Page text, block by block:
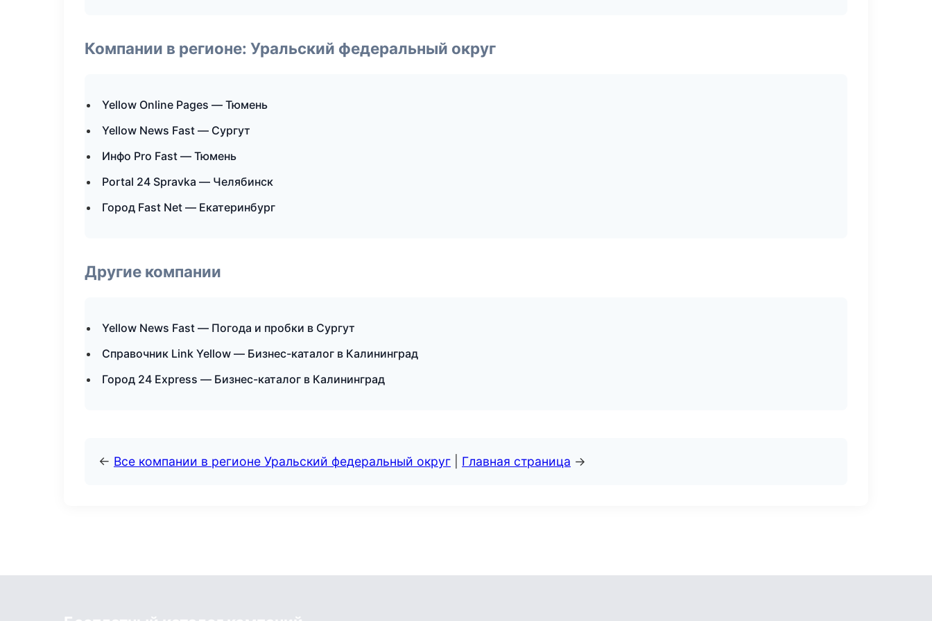
Компании в регионе: Уральский федеральный округ
Yellow Online Pages — Тюмень
Yellow News Fast — Сургут
Инфо Pro Fast — Тюмень
Portal 24 Spravka — Челябинск
Город Fast Net — Екатеринбург
Другие компании
Yellow News Fast — Погода и пробки в Сургут
Справочник Link Yellow — Бизнес-каталог в Калининград
Город 24 Express — Бизнес-каталог в Калининград
← Все компании в регионе Уральский федеральный округ Главная страница →